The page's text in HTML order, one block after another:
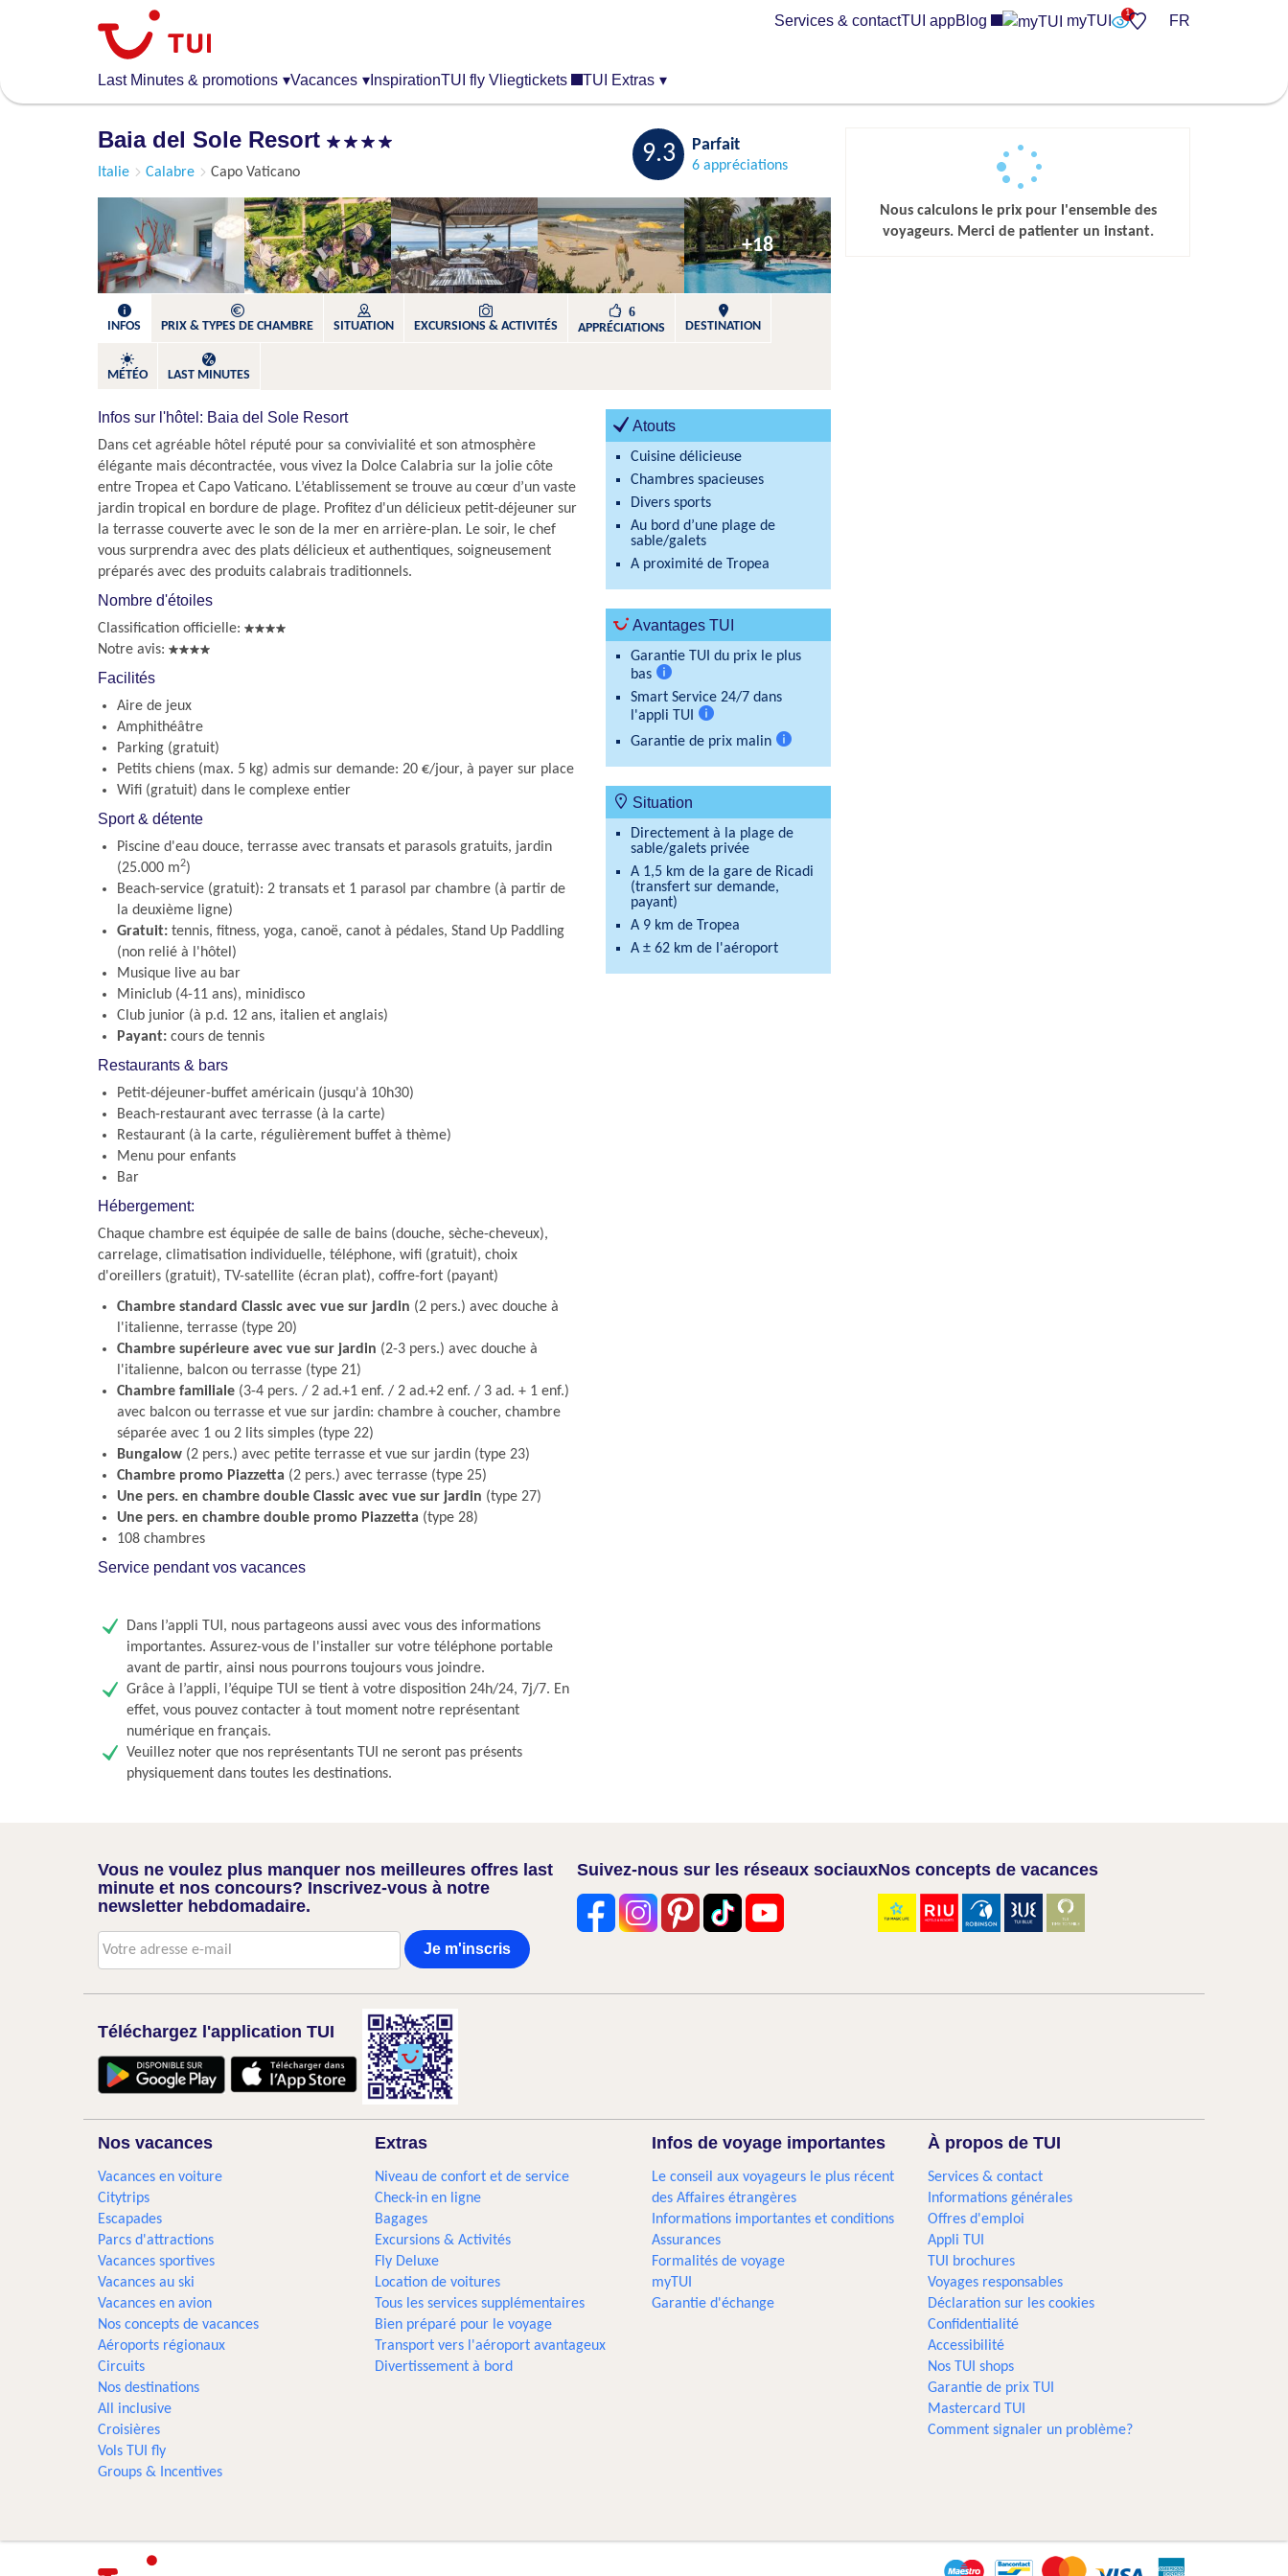
Last Minutes & promotions ▾Vacances ▾ InspirationTUI fly Vliegtickets TUI Extras ▾
Services & contactTUI appBlog myTUI FR
Baia del Sole Resort
Italie Calabre Capo Vaticano
9.3 Parfait
6 appréciations
+18
INFOS PRIX & TYPES DE CHAMBRE SITUATION EXCURSIONS & ACTIVITÉS​
6
APPRÉCIATIONS
DESTINATION
MÉTÉO LAST MINUTES
Infos sur l'hôtel: Baia del Sole Resort
Dans cet agréable hôtel réputé pour sa convivialité et son atmosphère
élégante mais décontractée, vous vivez la Dolce Calabria sur la jolie côte
entre Tropea et Capo Vaticano. L’établissement se trouve au cœur d’un vaste
jardin tropical en bordure de plage. Profitez d'un délicieux petit-déjeuner sur
la terrasse couverte avec le son de la mer en arrière-plan. Le soir, le chef
vous surprendra avec des plats délicieux et authentiques, soigneusement
préparés avec des produits calabrais traditionnels.
Nombre d'étoiles
Classification officielle:
Notre avis:
Facilités
Aire de jeux
Amphithéâtre
Parking (gratuit)
Petits chiens (max. 5 kg) admis sur demande: 20 €/jour, à payer sur place
Wifi (gratuit) dans le complexe entier
Sport & détente
Piscine d'eau douce, terrasse avec transats et parasols gratuits, jardin
(25.000 m2)
Beach-service (gratuit): 2 transats et 1 parasol par chambre (à partir de
la deuxième ligne)
Gratuit: tennis, fitness, yoga, canoë, canot à pédales, Stand Up Paddling
(non relié à l'hôtel)
Musique live au bar
Miniclub (4-11 ans), minidisco
Club junior (à p.d. 12 ans, italien et anglais)
Payant: cours de tennis
Restaurants & bars
Petit-déjeuner-buffet américain (jusqu'à 10h30)
Beach-restaurant avec terrasse (à la carte)
Restaurant (à la carte, régulièrement buffet à thème)
Menu pour enfants
Bar
Hébergement:
Chaque chambre est équipée de salle de bains (douche, sèche-cheveux),
carrelage, climatisation individuelle, téléphone, wifi (gratuit), choix
d'oreillers (gratuit), TV-satellite (écran plat), coffre-fort (payant)
Chambre standard Classic avec vue sur jardin (2 pers.) avec douche à
l'italienne, terrasse (type 20)
Chambre supérieure avec vue sur jardin (2-3 pers.) avec douche à
l'italienne, balcon ou terrasse (type 21)
Chambre familiale (3-4 pers. / 2 ad.+1 enf. / 2 ad.+2 enf. / 3 ad. + 1 enf.)
avec balcon ou terrasse et vue sur jardin: chambre à coucher, chambre
séparée avec 1 ou 2 lits simples (type 22)
Bungalow (2 pers.) avec petite terrasse et vue sur jardin (type 23)
Chambre promo Piazzetta (2 pers.) avec terrasse (type 25)
Une pers. en chambre double Classic avec vue sur jardin (type 27)
Une pers. en chambre double promo Piazzetta (type 28)
108 chambres
Service pendant vos vacances
Dans l’appli TUI, nous partageons aussi avec vous des informations
importantes. Assurez-vous de l'installer sur votre téléphone portable
avant de partir, ainsi nous pourrons toujours vous joindre.
Grâce à l’appli, l’équipe TUI se tient à votre disposition 24h/24, 7j/7. En
effet, vous pouvez contacter à tout moment notre représentant
numérique en français.
Veuillez noter que nos représentants TUI ne seront pas présents
physiquement dans toutes les destinations.
Atouts
Cuisine délicieuse
Chambres spacieuses
Divers sports
Au bord d’une plage de
sable/galets
A proximité de Tropea
Avantages TUI
Garantie TUI du prix le plus
bas
Plus
d'informations
Smart Service 24/7 dans
l'appli TUI
d'informations
Garantie de prix malin
Situation
Directement à la plage de
sable/galets privée
A 1,5 km de la gare de Ricadi
(transfert sur demande,
payant)
A 9 km de Tropea
A ± 62 km de l'aéroport
Nous calculons le prix pour l'ensemble des
voyageurs. Merci de patienter un instant.
Vous ne voulez plus manquer nos meilleures offres last
minute et nos concours? Inscrivez-vous à notre
newsletter hebdomadaire.
Je m'inscris
Suivez-nous sur les réseaux sociauxNos concepts de vacances
Téléchargez l'application TUI
Nos vacances
Vacances en voiture
Citytrips
Escapades
Parcs d'attractions
Vacances sportives
Vacances au ski
Vacances en avion
Nos concepts de vacances
Aéroports régionaux
Circuits
Nos destinations
All inclusive
Croisières
Vols TUI fly
Groups & Incentives
Extras
Niveau de confort et de service
Check-in en ligne
Bagages
Excursions & Activités
Fly Deluxe
Location de voitures
Tous les services supplémentaires
Bien préparé pour le voyage
Transport vers l'aéroport avantageux
Divertissement à bord
Infos de voyage importantes
Le conseil aux voyageurs le plus récent
des Affaires étrangères
Informations importantes et conditions
Assurances
Formalités de voyage
myTUI
Garantie d'échange
À propos de TUI
Services & contact
Informations générales
Offres d'emploi
Appli TUI
TUI brochures
Voyages responsables
Déclaration sur les cookies
Confidentialité
Accessibilité
Nos TUI shops
Garantie de prix TUI
Mastercard TUI
Comment signaler un problème?